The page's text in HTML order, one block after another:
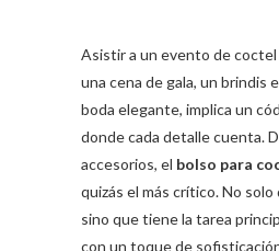
Asistir a un evento de coctel de noche, ya sea
una cena de gala, un brindis
boda elegante, implica un
donde cada detalle cuenta.
accesorios, el bolso para
quizás el más crítico. No
sino que tiene la tarea
con un toque de